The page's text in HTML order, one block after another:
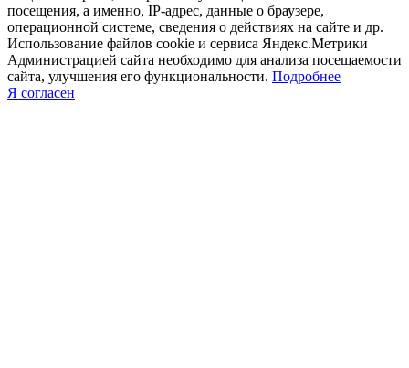
посещения, а именно, IP-адрес, данные о браузере,
операционной системе, сведения о действиях на сайте и др.
Использование файлов cookie и сервиса Яндекс.Метрики
Администрацией сайта необходимо для анализа посещаемости
сайта, улучшения его функциональности. Подробнее
Я согласен